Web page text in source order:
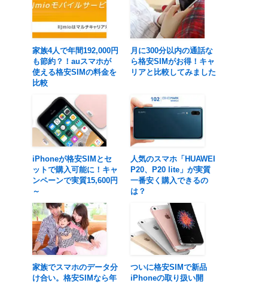
家族4人で年間192,000円
も節約？！auスマホが
使える格安SIMの料金を
比較
月に300分以内の通話な
ら格安SIMがお得！キャ
リアと比較してみました
iPhoneが格安SIMとセ
ットで購入可能に！キャ
ンペーンで実質15,600円
～
人気のスマホ「HUAWEI
P20、P20 lite」が実質
一番安く購入できるの
は？
家族でスマホのデータ分
け合い。格安SIMなら年
ついに格安SIMで新品
iPhoneの取り扱い開